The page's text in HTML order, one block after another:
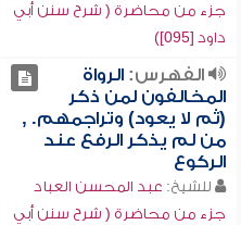
جزء من محاضرة ( شرح سنن أبي
داود [095])
الفهرس:الرواة
المخالفون لمن ذكر
(ثم لا يعود) وتراجمهم. ,
من لم يذكر الرفع عند
الركوع
للشيخ: عبد المحسن العباد
جزء من محاضرة ( شرح سنن أبي